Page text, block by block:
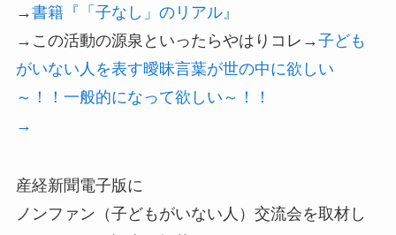
→書籍『「子なし」のリアル』
→この活動の源泉といったらやはりコレ→子ども
がいない人を表す曖昧言葉が世の中に欲しい
～！！一般的になって欲しい～！！
→
産経新聞電子版に
ノンファン（子どもがいない人）交流会を取材し